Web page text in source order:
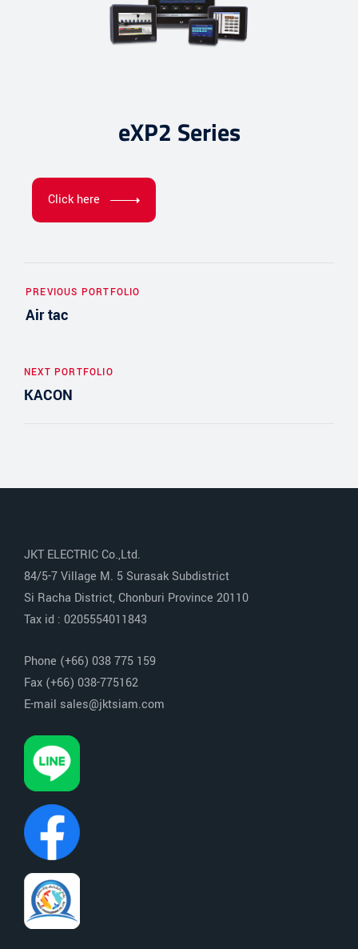
eXP2 Series
Click here
PREVIOUS PORTFOLIO
Air tac
NEXT PORTFOLIO
KACON
JKT ELECTRIC Co.,Ltd.
84/5-7 Village M. 5 Surasak Subdistrict
Si Racha District, Chonburi Province 20110
Tax id : 0205554011843
Phone (+66) 038 775 159
Fax (+66) 038-775162
E-mail sales@jktsiam.com